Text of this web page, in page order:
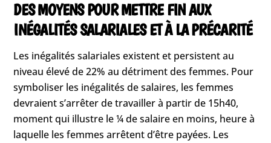
DES MOYENS POUR METTRE FIN AUX
INÉGALITÉS SALARIALES ET À LA PRÉCARITÉ
Les inégalités salariales existent et persistent au
niveau élevé de 22% au détriment des femmes. Pour
symboliser les inégalités de salaires, les femmes
devraient s’arrêter de travailler à partir de 15h40,
moment qui illustre le ¼ de salaire en moins, heure à
laquelle les femmes arrêtent d’être payées. Les